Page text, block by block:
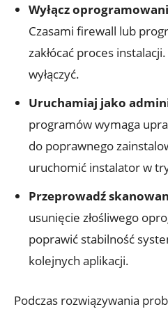
Wyłącz
Czasami firewall lub
zakłócać proces
wyłączyć.
Uruchamiaj jako
programów wymaga
do poprawnego
uruchomić instalator w
Przeprowadź
usunięcie złośliwego
poprawić stabilność
kolejnych aplikacji.
Podczas rozwiązywania